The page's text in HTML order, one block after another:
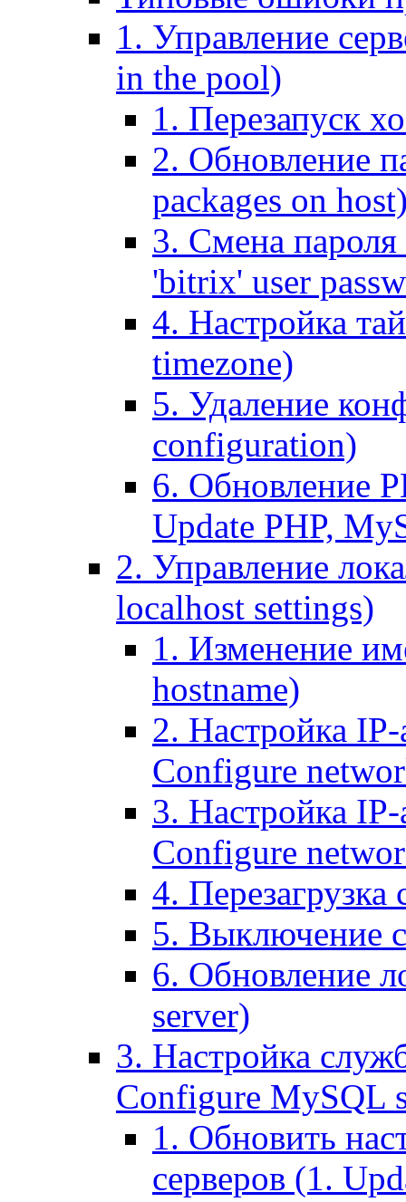
1. Управление
in the pool)
1. Перезапуск
2. Обновление
packages on
3. Смена пароля
'bitrix' user
4. Настройка
timezone)
5. Удаление
configuration)
6. Обновление
Update PHP,
2. Управление
localhost settings)
1. Изменение
hostname)
2. Настройка IP-
Configure
3. Настройка
Configure
4. Перезагрузка
5. Выключение
6. Обновление
server)
3. Настройка
Configure MySQL
1. Обновить
серверов (1.